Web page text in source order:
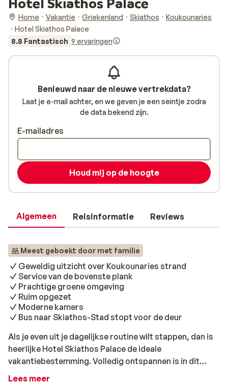
Home Vakantie Griekenland Skiathos
Koukounaries
Hotel Skiathos Palace
8.8 Fantastisch 9 ervaringen
Algemeen Reisinformatie Reviews
Meest geboekt door met familie
Geweldig uitzicht over Koukounaries strand
Service van de bovenste plank
Prachtige groene omgeving
Ruim opgezet
Moderne kamers
Bus naar Skiathos-Stad stopt voor de deur
Als je even uit je dagelijkse routine wilt stappen, dan is
heerlijke Hotel Skiathos Palace de ideale
vakantiebestemming. Volledig ontspannen is in dit
hotel gegarandeerd! Je voelt de rust over je heen
Lees meer
Benieuwd naar de nieuwe vertrekdata?
Laat je e-mail achter, en we geven je een seintje zodra
de data bekend zijn.
E-mailadres
Houd mij op de hoogte